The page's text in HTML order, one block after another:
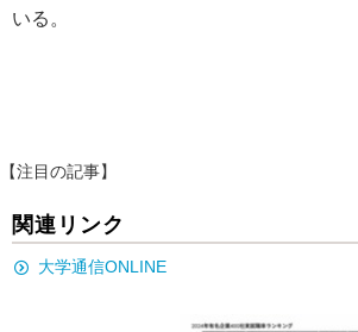
いる。
【注目の記事】
関連リンク
大学通信ONLINE